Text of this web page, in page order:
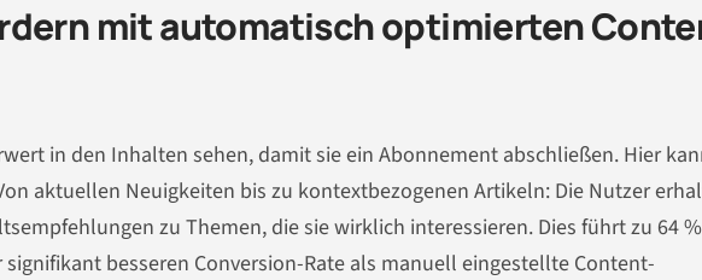
mit automatisch optimierten
in den Inhalten sehen, damit sie ein Abonnement abschließen. Hier
aktuellen Neuigkeiten bis zu kontextbezogenen Artikeln: Die Nutzer
zu Themen, die sie wirklich interessieren. Dies führt zu 64 %
besseren Conversion-Rate als manuell eingestellte Content-